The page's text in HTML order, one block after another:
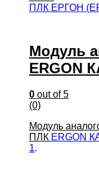
ПЛК ЕРГОН
Модуль
ERGON
0 out of 5
(0)
Модуль
ПЛК ERGON
1.